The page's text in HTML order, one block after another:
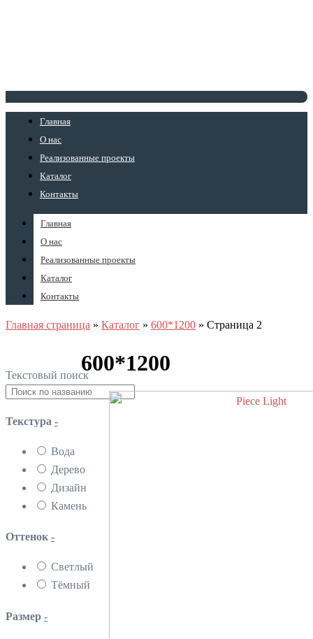
Главная
О нас
Реализованные проекты
Каталог
Контакты
Главная
О нас
Реализованные проекты
Каталог
Контакты
Главная страница » Каталог » 600*1200 » Страница 2
Текстовый поиск
Текстура -
Вода
Дерево
Дизайн
Камень
Оттенок -
Светлый
Тёмный
Размер -
600*1200